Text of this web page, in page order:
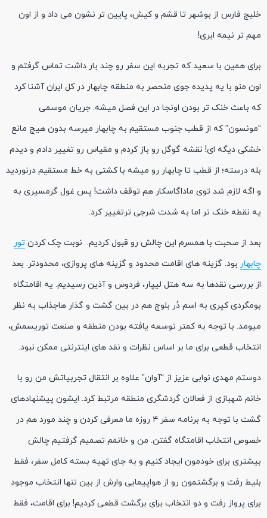
خلیج فارس از بوشهر تا قشم و کیش، پایین تر نشون می داد و از اون
مهم تر نیمه ابری!
برای همین با سعید که تجربه این سفر رو چند بار داشت تماس گرفتم و
اون منو با یه پدیده جوی منحصر به منطقه چابهار در کل ایران آشنا کرد
که باعث خنک تر بودن اونجا در این فصل میشه. جریان موسمی
“مونسون” که از قطب جنوب مستقیم به چابهار میرسه بدون هیچ مانع
خشکی دیگه ای! نقشه گوگل رو باز کردم و مقیاس رو تغییر دادم و دیدم
بله درسته؛ از قطب تا چابهار رو میشه با کشتی به خط مستقیم درنوردید
و اگه لازم شد توی ماداگاسکار هم توقف داشت! پس غول گرمسیری به
یه نقطه خنک تر اما به شدت شرجی ترتغییر کرد.
بعد از صحبت با همسرم این چالش رو قبول کردیم. نوبت چک کردن تور
چابهار بود. گزینه های اقامت محدود و گزینه های پروازی، محدودتر. بعد
از بررسی نقدها به سه هتل لیپار، فردوس و آذین رسیدیم. یه اقامتگاه
بومگردی کپری به اسم دُر بلوچ هم در بین گشت و گذار هاجذاب به نظر
میومد. با توجه به کمتر توسعه یافته بودن منطقه و صنعت توریسمش،
انتخاب قطعی برای ما بر اساس نظرات و نقد های اینترنتی ممکن نبود.
دوستم مهدی نوابی عزیز از “آوان” علاوه بر انتقال تجربیاتش من رو با
خانم شهبازی از فعالان گردشگری منطقه مرتبط کرد. ایشون پیشنهادهای
گشت با توجه به برنامه سفر ۴ روزه ما معرفی کردن و چند مورد هم در
خصوص انتخاب اقامتگاه گفتن. من و خانمم تصمیم گرفتیم چالش
بیشتری برای خودمون ایجاد کنیم و به جای تهیه بسته کامل سفر، فقط
بلیط رفت و برگشتمون رو از هواپیمایی وارش از بین تنها انتخاب موجود
برای پرواز رفت و دو انتخاب برای برگشت قطعی کردیم! برای اقامت، فقط